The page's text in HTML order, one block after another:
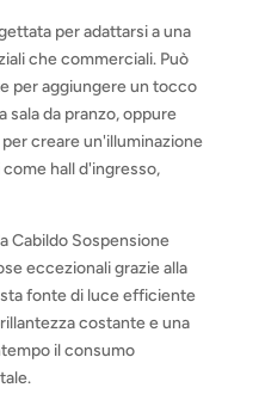
per adattarsi a una
che commerciali. Può
per aggiungere un tocco
sala da pranzo, oppure
creare un'illuminazione
hall d'ingresso,
Cabildo Sospensione
eccezionali grazie alla
fonte di luce efficiente
costante e una
il consumo